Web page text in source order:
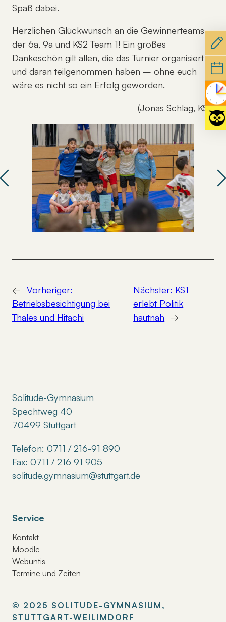
Spaß dabei.
Herzlichen Glückwunsch an die Gewinnerteams
der 6a, 9a und KS2 Team 1! Ein großes
Dankeschön gilt allen, die das Turnier organisiert
und daran teilgenommen haben – ohne euch
wäre es nicht so ein Erfolg geworden.
(Jonas Schlag, KS1)
← Vorheriger:
Betriebsbesichtigung bei
Thales und Hitachi
Nächster: KS1
erlebt Politik
hautnah
→
Solitude-Gymnasium
Spechtweg 40
70499 Stuttgart
Telefon: 0711 / 216-91 890
Fax: 0711 / 216 91 905
solitude.gymnasium@stuttgart.de
Service
Kontakt
Moodle
Webuntis
Termine und Zeiten
© 2025 SOLITUDE-GYMNASIUM,
STUTTGART-WEILIMDORF